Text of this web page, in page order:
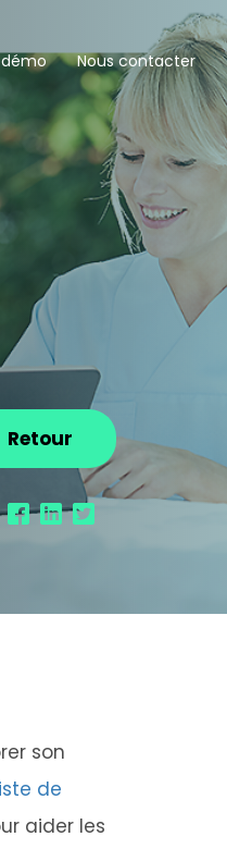
Nous contacter
Retour
son
de
aider les